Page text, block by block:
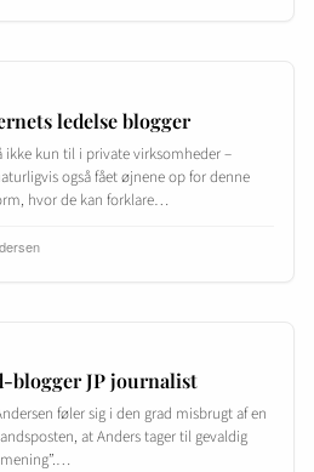
ledelse blogger
ikke kun til i private virksomheder –
også fået øjnene op for denne
hvor de kan forklare…
blogger JP journalist
føler sig i den grad misbrugt af en
at Anders tager til gevaldig